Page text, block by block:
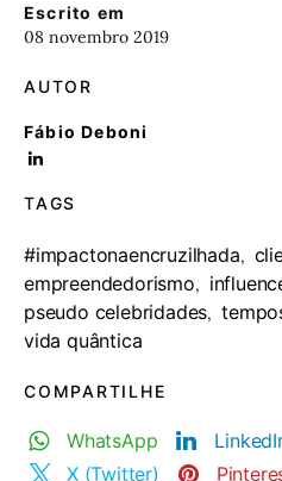
Escrito em
08 novembro 2019
AUTOR
Fábio Deboni
TAGS
#impactonaencruzilhada,
empreendedorismo,
pseudo celebridades,
vida quântica
COMPARTILHE
WhatsApp
X (Twitter)